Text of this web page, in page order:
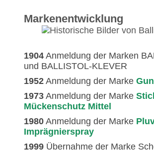
Markenentwicklung
1904 Anmeldung der Marken
und BALLISTOL-KLEVER
1952 Anmeldung der Marke
1973 Anmeldung der Marke
Mückenschutz Mittel
1980 Anmeldung der Marke
Imprägnierspray
1999 Übernahme der Marke